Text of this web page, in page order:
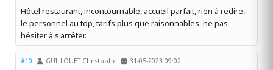
Hôtel restaurant, incontournable, accueil parfait, rien à redire,
le personnel au top, tarifs plus que raisonnables, ne pas
hésiter à s'arrêter.
#10 GUILLOUET Christophe 31-05-2023 09:02